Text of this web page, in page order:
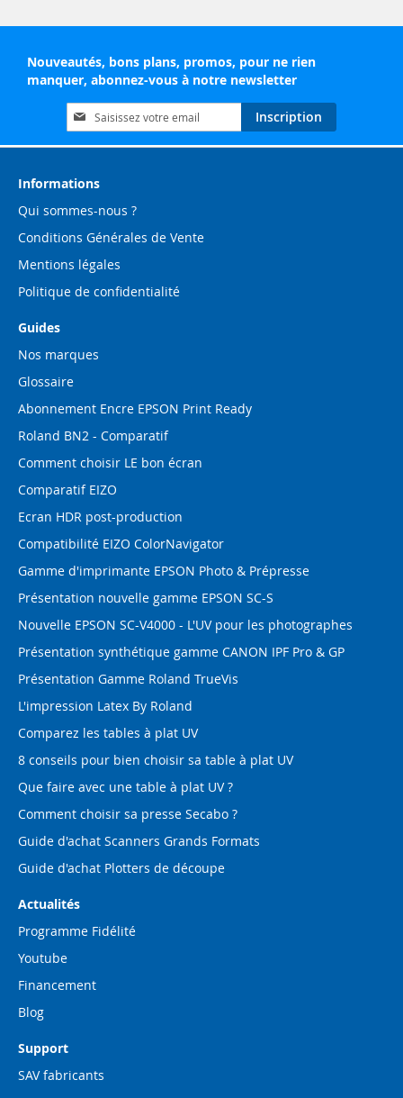
Nouveautés, bons plans, promos, pour ne rien
manquer, abonnez-vous à notre newsletter
Inscription
à
notre
d’information
Inscription
Informations
Qui sommes-nous ?
Conditions Générales de Vente
Mentions légales
Politique de confidentialité
Guides
Nos marques
Glossaire
Abonnement Encre EPSON Print Ready
Roland BN2 - Comparatif
Comment choisir LE bon écran
Comparatif EIZO
Ecran HDR post-production
Compatibilité EIZO ColorNavigator
Gamme d'imprimante EPSON Photo & Prépresse
Présentation nouvelle gamme EPSON SC-S
Nouvelle EPSON SC-V4000 - L'UV pour les photographes
Présentation synthétique gamme CANON IPF Pro & GP
Présentation Gamme Roland TrueVis
L'impression Latex By Roland
Comparez les tables à plat UV
8 conseils pour bien choisir sa table à plat UV
Que faire avec une table à plat UV ?
Comment choisir sa presse Secabo ?
Guide d'achat Scanners Grands Formats
Guide d'achat Plotters de découpe
Actualités
Programme Fidélité
Youtube
Financement
Blog
Support
SAV fabricants